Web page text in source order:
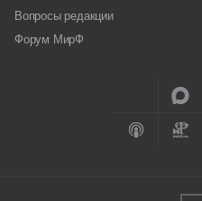
Вопросы редакции
Форум МирФ